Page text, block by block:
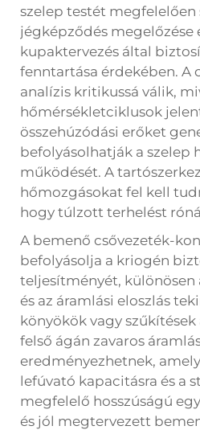
szelep testét megfelelően
jégképződés megelőzése
kupaktervezés által
fenntartása érdekében. A
analízis kritikussá válik,
hőmérsékletciklusok
összehúzódási erőket
befolyásolhatják a szelep
működését. A
hőmozgásokat fel kell
hogy túlzott terhelést
A bemenő csővezeték-
befolyásolja a kriogén
teljesítményét, különösen
és az áramlási eloszlás
könyökök vagy
felső ágán zavaros
eredményezhetnek,
lefúvató kapacitásra és a
megfelelő hosszúságú
és jól megtervezett